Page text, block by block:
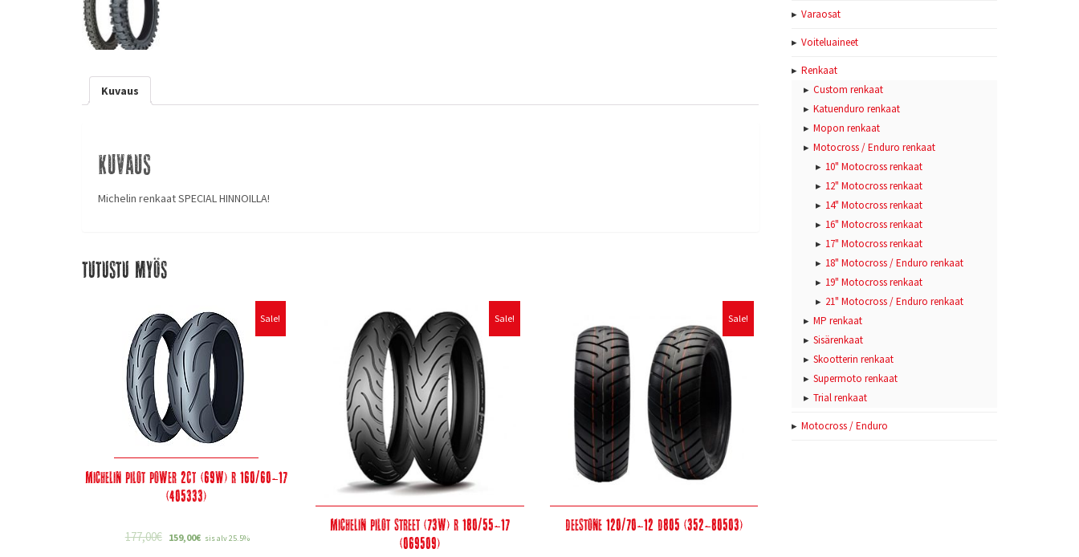
Kuvaus
Kuvaus
Michelin renkaat SPECIAL HINNOILLA!
Tutustu myös
Sale!
Michelin Pilot Power 2CT (69W) R 160/60-17
(405333)
177,00€ 159,00€ sis alv 25.5%
Sale!
Michelin Pilot Street (73W) R 180/55-17
(069509)
Sale!
Deestone 120/70-12 D805 (352-80503)
Varaosat
Voiteluaineet
Renkaat
Custom renkaat
Katuenduro renkaat
Mopon renkaat
Motocross / Enduro renkaat
10" Motocross renkaat
12" Motocross renkaat
14" Motocross renkaat
16" Motocross renkaat
17" Motocross renkaat
18" Motocross / Enduro renkaat
19" Motocross renkaat
21" Motocross / Enduro renkaat
MP renkaat
Sisärenkaat
Skootterin renkaat
Supermoto renkaat
Trial renkaat
Motocross / Enduro